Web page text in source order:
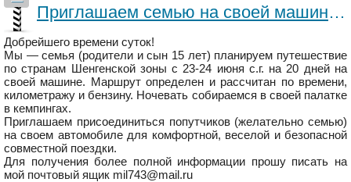
Приглашаем семью на своей машине в поездку по Европе в июне-июле
Добрейшего времени суток!
Мы — семья (родители и сын 15 лет) планируем путешествие
по странам Шенгенской зоны с 23-24 июня с.г. на 20 дней на
своей машине. Маршрут определен и рассчитан по времени,
километражу и бензину. Ночевать собираемся в своей палатке
в кемпингах.
Приглашаем присоединиться попутчиков (желательно семью)
на своем автомобиле для комфортной, веселой и безопасной
совместной поездки.
Для получения более полной информации прошу писать на
мой почтовый ящик mil743@mail.ru